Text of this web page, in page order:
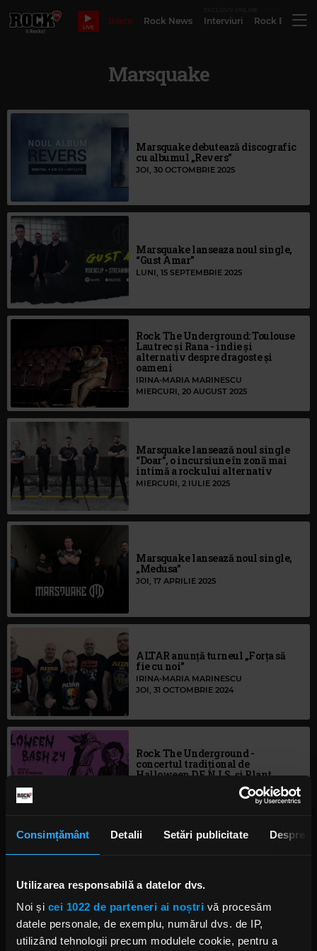
Consimțământ Detalii Setări publicitate Despre
Utilizarea responsabilă a datelor dvs.
Noi și cei 1022 de parteneri ai noștri vă procesăm
datele personale, de exemplu, numărul dvs. de IP,
utilizând tehnologii precum modulele cookie, pentru a
LIVE
Bilete Rock News Interviuri Rock
Marsquake
Marsquake debutează discografic
cu albumul „Revers”
JOI, 30 OCTOMBRIE 2025
Marsquake lanseaza noul single,
“Gust Amar”
LUNI, 15 SEPTEMBRIE 2025
Rock The Underground: Toulouse
Lautrec și Rana - indie și
alternativ despre dragoste și
oameni
IRINA-MARIA MARINESCU
MIERCURI, 20 AUGUST 2025
Marsquake lansează noul single
“Doar”, o incursiune în zonă mai
intimă a rockului alternativ
MIERCURI, 2 IULIE 2025
Marsquake lansează noul single,
„Medusa”
JOI, 17 APRILIE 2025
ALTAR anunță turneul „Forța să
fie cu noi”
IRINA-MARIA MARINESCU
JOI, 31 OCTOMBRIE 2024
Rock The Underground -
concertul tradițional de
Halloween D.E.N.I.S. și Plant
IRINA-MARIA MARINESCU
MARȚI, 29 OCTOMBRIE 2024
IRINA-MARIA MARINESCU